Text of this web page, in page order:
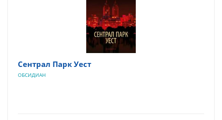
Сентрал Парк Уест
ОБСИДИАН